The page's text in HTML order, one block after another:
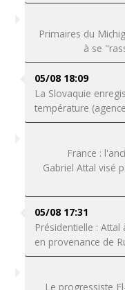
Primaires du
à se
05/08 18:09
La Slovaquie
température
France :
Gabriel Attal visé
05/08 17:31
Présidentielle :
en provenance de
Le progressiste